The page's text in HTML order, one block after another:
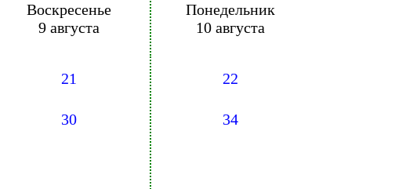
Воскресенье
9 августа
Понедельник
10 августа
21 22
30 34